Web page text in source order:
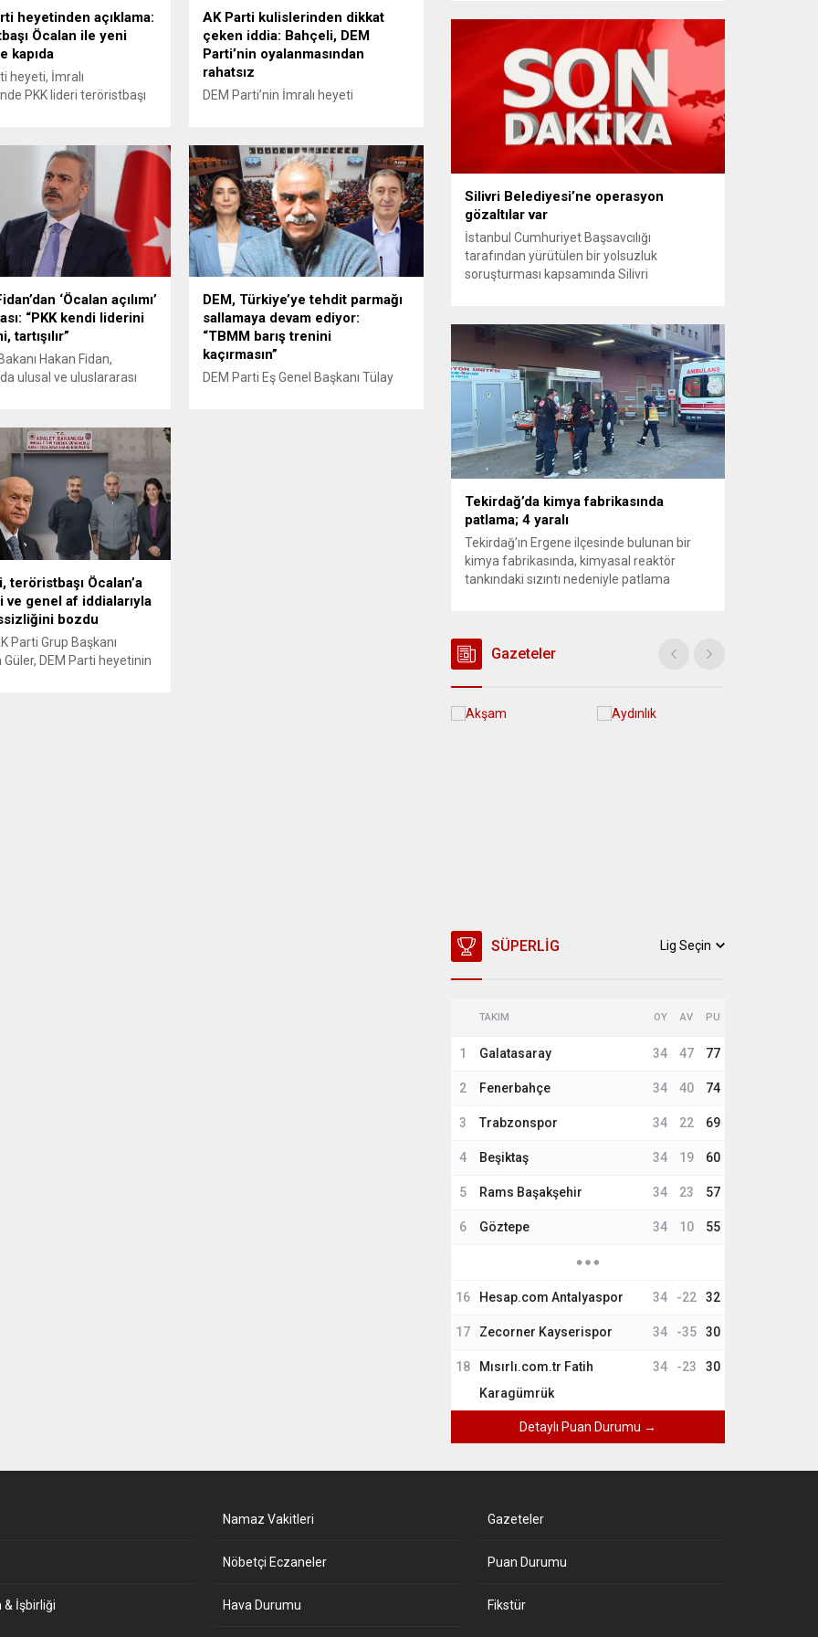
ve hukukun daha güven
bir iklimde yapılması...
açılımını başlatmıştı ve sonrasında...
heyetinden açıklama:
Öcalan ile yeni
kapıda
heyeti, İmralı
PKK lideri teröristbaşı
temaslarını
bir açıklama
Heyet, görüşmelerin
ve barış sürecine
aldıklarını duyurdu.
yazılı açıklamasında,
verilen destek
şu ifadeler yer aldı:
tüm görüşmeler samimi...
AK Parti kulislerinden dikkat
çeken iddia: Bahçeli, DEM
Parti’nin oyalanmasından
rahatsız
DEM Parti’nin İmralı heyeti
ortaya attığı iddialar siyasi kulisleri
hareketlendirdi. Tayyar, MHP Genel
Başkanı Devlet Bahçeli’nin, DEM
Parti’nin oyalayıcı tavırlarından
rahatsızlık duyduğunu öne sürdü.
DEM Parti heyetinin görüşme
sürecine ilişkin yarın bir açıklama
yapması bekleniyor. Heyetin, ikinci
başvuru için hazırlıklarını
sürdürdüğü belirtilirken,...
‘Öcalan açılımı’
“PKK kendi liderini
tartışılır”
Hakan Fidan,
ulusal ve uluslararası
mesajları üzerinden
gelen yeni sürece ve
Suriye politikasına dair
bulundu.
Öcalan’ın mevcut
ilişkin “Şu anda sözünü
ile ilgili herhangi bir
yok. İmralı’da devam
DEM, Türkiye’ye tehdit parmağı
sallamaya devam ediyor:
“TBMM barış trenini
kaçırmasın”
DEM Parti Eş Genel Başkanı Tülay
teröristbaşı Öcalan’a
ve genel af iddialarıyla
bozdu
Parti Grup Başkanı
DEM Parti heyetinin
genişletirken, orijinal parça kullanımındaki
yaş sınırını kaldırıyor ve değer kaybı
ödemelerinde hak sahibinin başvuru şartını
otomatik hale getiriyor. Hazine
Müsteşarlığına bağlı ilgili kurumlarca...
Silivri Belediyesi’ne operasyon
gözaltılar var
İstanbul Cumhuriyet Başsavcılığı
tarafından yürütülen bir yolsuzluk
soruşturması kapsamında Silivri
Belediye Başkanı Bora Balcıoğlu, belediye
bürokratları ve bazı iş insanlarının da
bulunduğu çok sayıda kişi hakkında gözaltı
kararı uygulandı. Emniyet güçlerinin
belediye binasındaki teknik inceleme ve
arama çalışmaları devam ediyor.
İstanbul’da...
Tekirdağ’da kimya fabrikasında
patlama; 4 yaralı
Tekirdağ’ın Ergene ilçesinde bulunan bir
kimya fabrikasında, kimyasal reaktör
tankındaki sızıntı nedeniyle patlama
edilirken, bölgede AFAD ve KBRN ekipleri
tarafından geniş çaplı güvenlik ve sızıntı
incelemesi başlatıldı. Tekirdağ’ın Ergene
ilçesine...
Gazeteler
SÜPERLIG Lig Seçin
TAKIM OY AV PU
1 Galatasaray 34 47 77
2 Fenerbahçe 34 40 74
3 Trabzonspor 34 22 69
4 Beşiktaş 34 19 60
5 Rams Başakşehir 34 23 57
6 Göztepe 34 10 55
16 Hesap.com Antalyaspor 34 -22 32
17 Zecorner Kayserispor 34 -35 30
18
Mısırlı.com.tr Fatih
Karagümrük
34 -23 30
Detaylı Puan Durumu →
& İşbirliği
Namaz Vakitleri
Nöbetçi Eczaneler
Hava Durumu
Gazeteler
Puan Durumu
Fikstür